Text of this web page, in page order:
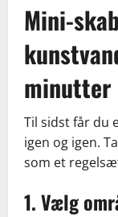
Mini-
minutter
Til sidst får du
igen og igen.
som et
1. Vælg